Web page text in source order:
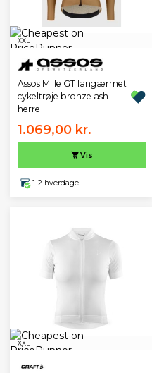
XXL
Assos Mille GT langærmet
cykeltrøje bronze ash
herre
1.069,00 kr.
Vis
1-2 hverdage
XXL